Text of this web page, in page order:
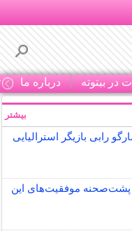
در بیتوته درباره ما
رابی بازیگر استرالیایی
پشت‌صحنه موفقیت‌های این
بیشتر